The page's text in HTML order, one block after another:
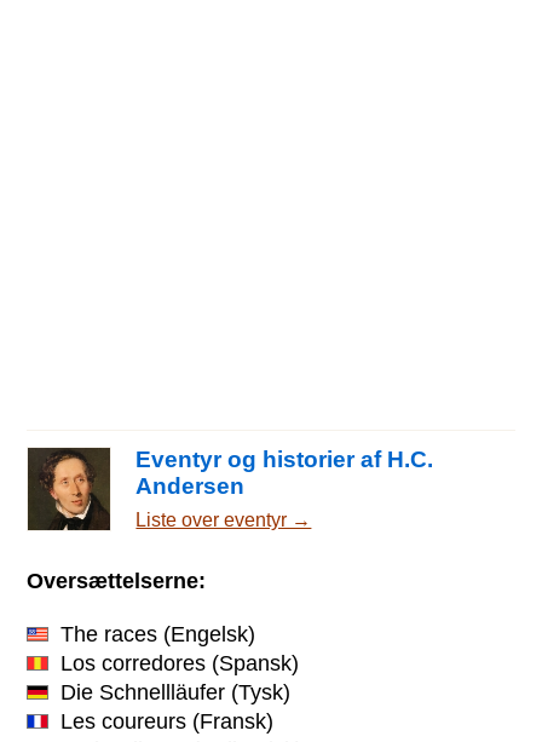
Eventyr og historier af H.C.
Andersen
Liste over eventyr →
Oversættelserne:
The races (Engelsk)
Los corredores (Spansk)
Die Schnellläufer (Tysk)
Les coureurs (Fransk)